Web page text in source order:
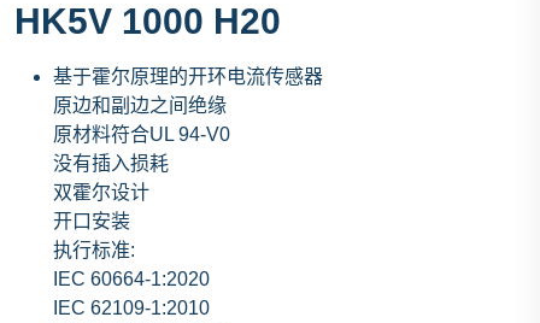
HK5V 1000 H20
基于霍尔原理的开环电流传感器
原边和副边之间绝缘
原材料符合UL 94-V0
没有插入损耗
双霍尔设计
开口安装
执行标准:
IEC 60664-1:2020
IEC 62109-1:2010